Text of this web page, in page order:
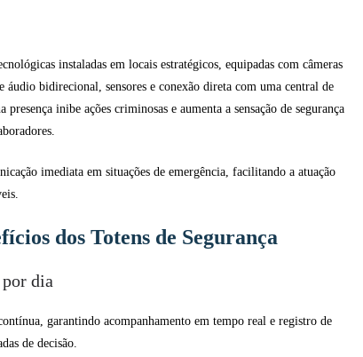
instaladas em locais estratégicos, equipadas com câmeras
áudio bidirecional, sensores e conexão direta com uma central de
inibe ações criminosas e aumenta a sensação de segurança
imediata em situações de emergência, facilitando a atuação
dos Totens de Segurança
dia
garantindo acompanhamento em tempo real e registro de
de decisão.